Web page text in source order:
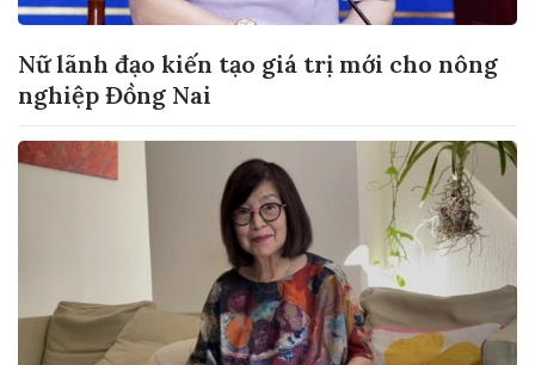
Nữ lãnh đạo kiến tạo giá trị mới cho nông
nghiệp Đồng Nai